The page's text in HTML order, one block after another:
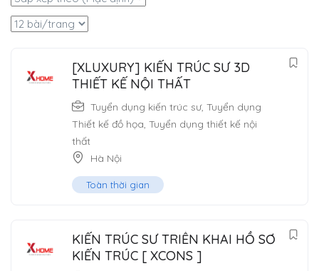
[XLUXURY] KIẾN TRÚC SƯ 3D
THIẾT KẾ NỘI THẤT
Tuyển dụng kiến trúc sư, Tuyển dụng
Thiết kế đồ họa, Tuyển dụng thiết kế nội
thất
Hà Nội
Toàn thời gian
KIẾN TRÚC SƯ TRIỂN KHAI HỒ SƠ
KIẾN TRÚC [ XCONS ]